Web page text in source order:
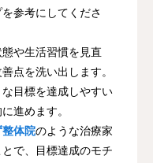
参考にしてくださ
や生活習慣を見直
点を洗い出します。
目標を達成しやすい
進めます。
整体院のような治療家
で、目標達成のモチ